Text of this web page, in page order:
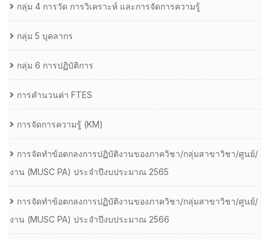
กลุ่ม 4 การวัด การวิเคราะห์ และการจัดการความรู้
กลุ่ม 5 บุคลากร
กลุ่ม 6 การปฏิบัติการ
การคำนวนค่า FTES
การจัดการความรู้ (KM)
การจัดทำข้อตกลงการปฏิบัติงานของภาควิชา/กลุ่มสาขาวิชา/ศูนย์/
งาน (MUSC PA) ประจำปีงบประมาณ 2565
การจัดทำข้อตกลงการปฏิบัติงานของภาควิชา/กลุ่มสาขาวิชา/ศูนย์/
งาน (MUSC PA) ประจำปีงบประมาณ 2566